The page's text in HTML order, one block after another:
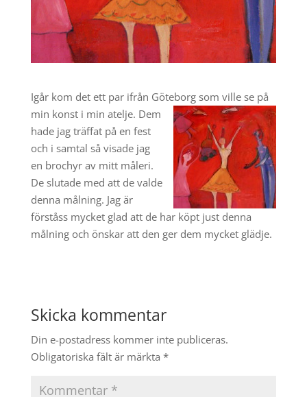
Igår kom det ett par ifrån Göteborg som ville se på
min konst i min atelje. Dem
hade jag träffat på en fest
och i samtal så visade jag
en brochyr av mitt måleri.
De slutade med att de valde
denna målning. Jag är
förståss mycket glad att de har köpt just denna
målning och önskar att den ger dem mycket glädje.
Skicka kommentar
Din e-postadress kommer inte publiceras.
Obligatoriska fält är märkta *